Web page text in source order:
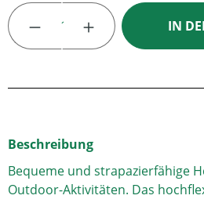
Produkt Anzahl: Gib
IN
Beschreibung
Bequeme und strapazierfähige
Outdoor-Aktivitäten. Das